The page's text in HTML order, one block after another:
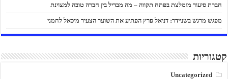
חברת סיעוד מומלצת בפתח תקווה – מה מבדיל בין חברה טובה למצוינת
מפגש מרגש בשניידר: דניאל פרץ הפתיע את השוער הצעיר מיכאל לחמני
קטגוריות
Uncategorized